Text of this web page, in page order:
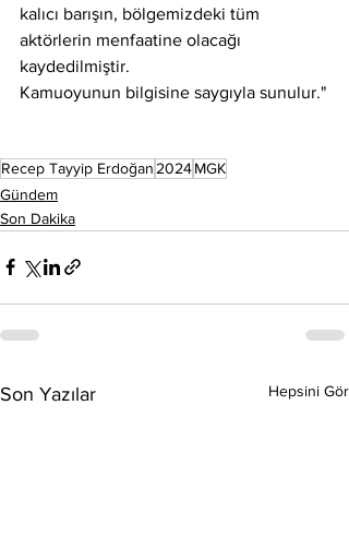
kalıcı barışın, bölgemizdeki tüm
aktörlerin menfaatine olacağı
kaydedilmiştir.
Kamuoyunun bilgisine saygıyla sunulur."
Recep Tayyip Erdoğan 2024MGK
Gündem
Son Dakika
Son Yazılar Hepsini Gör